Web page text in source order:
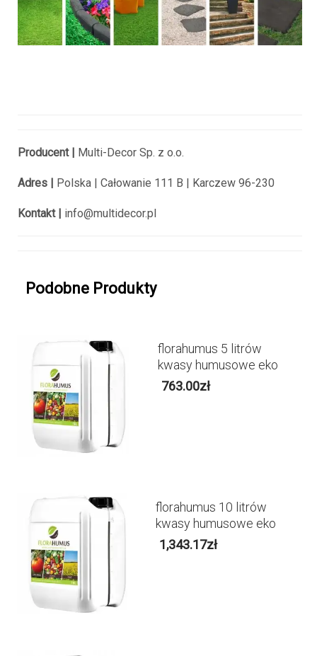
Producent | Multi-Decor Sp. z o.o.
Adres | Polska |Całowanie 111 B | Karczew 96-230
Kontakt | info@multidecor.pl
Podobne Produkty
florahumus 5 litrów
kwasy humusowe eko
763.00zł
florahumus 10 litrów
kwasy humusowe eko
1,343.17zł